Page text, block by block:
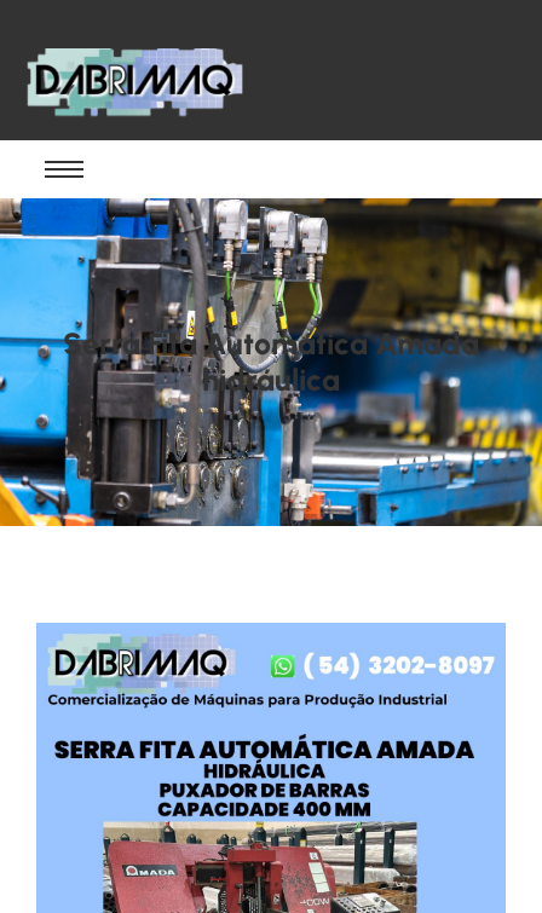
Serra Fita Automática Amada
hidráulica